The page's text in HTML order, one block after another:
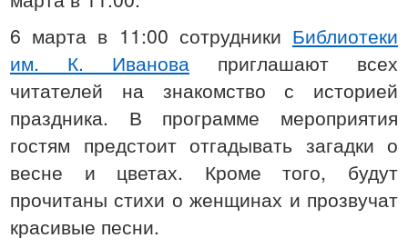
6 марта в 11:00 сотрудники Библиотеки
им. К. Иванова приглашают всех
читателей на знакомство с историей
праздника. В программе мероприятия
гостям предстоит отгадывать загадки о
весне и цветах. Кроме того, будут
прочитаны стихи о женщинах и прозвучат
красивые песни.